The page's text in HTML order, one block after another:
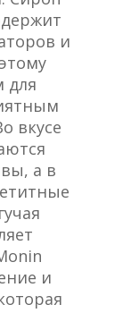
и
для
вкусе
а в
и